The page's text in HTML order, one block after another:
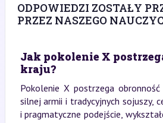
ODPOWIEDZI ZOSTAŁY
PRZEZ NASZEGO
Jak pokolenie X
kraju?
Pokolenie X postrzega
silnej armii i tradycyjnych sojuszy,
i pragmatyczne podejście,